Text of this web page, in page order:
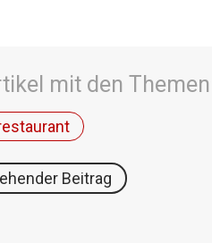
mit den
Beitrag